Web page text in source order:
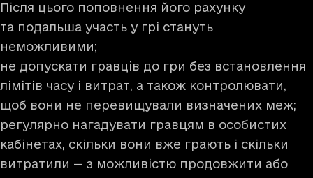
Після цього поповнення його рахунку
та подальша участь у грі стануть
неможливими;
не допускати гравців до гри без встановлення
лімітів часу і витрат, а також контролювати,
щоб вони не перевищували визначених меж;
регулярно нагадувати гравцям в особистих
кабінетах, скільки вони вже грають і скільки
витратили — з можливістю продовжити або